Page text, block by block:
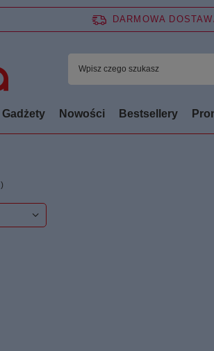
DARMOWA
Gadżety Nowości Bestsellery
)